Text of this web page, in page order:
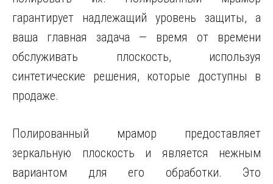
гарантирует надлежащий уровень защиты, а
ваша главная задача — время от времени
обслуживать плоскость, используя
синтетические решения, которые доступны в
продаже.
Полированный мрамор предоставляет
зеркальную плоскость и является нежным
вариантом для его обработки. Это